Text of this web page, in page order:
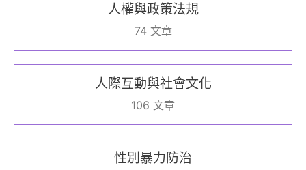
人權與政策法規
74 文章
人際互動與社會文化
106 文章
性別暴力防治